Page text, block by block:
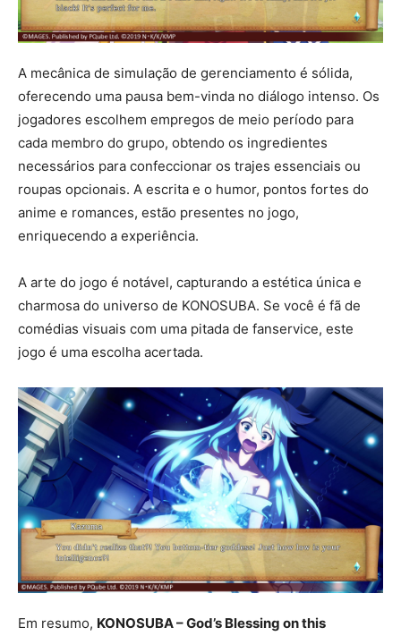
A mecânica de simulação de gerenciamento é sólida,
oferecendo uma pausa bem-vinda no diálogo intenso. Os
jogadores escolhem empregos de meio período para
cada membro do grupo, obtendo os ingredientes
necessários para confeccionar os trajes essenciais ou
roupas opcionais. A escrita e o humor, pontos fortes do
anime e romances, estão presentes no jogo,
enriquecendo a experiência.
A arte do jogo é notável, capturando a estética única e
charmosa do universo de KONOSUBA. Se você é fã de
comédias visuais com uma pitada de fanservice, este
jogo é uma escolha acertada.
Em resumo, KONOSUBA – God’s Blessing on this